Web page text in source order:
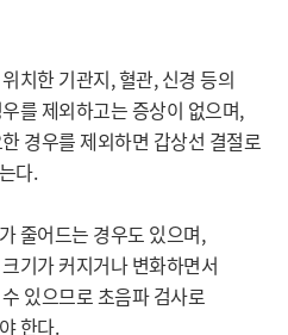
치한 기관지, 혈관, 신경 등의
를 제외하고는 증상이 없으며,
경우를 제외하면 갑상선 결절로
다.
줄어드는 경우도 있으며,
기가 커지거나 변화하면서
있으므로 초음파 검사로
한다.